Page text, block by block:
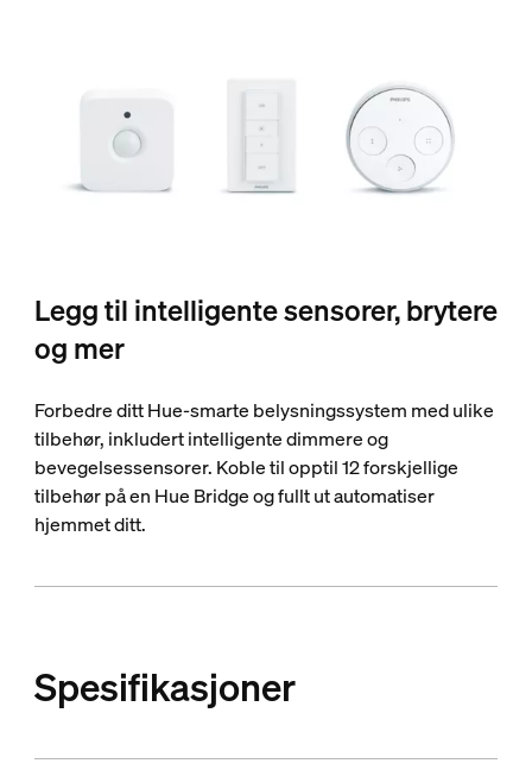
Legg til intelligente sensorer, brytere
og mer
Forbedre ditt Hue-smarte belysningssystem med ulike
tilbehør, inkludert intelligente dimmere og
bevegelsessensorer. Koble til opptil 12 forskjellige
tilbehør på en Hue Bridge og fullt ut automatiser
hjemmet ditt.
Spesifikasjoner